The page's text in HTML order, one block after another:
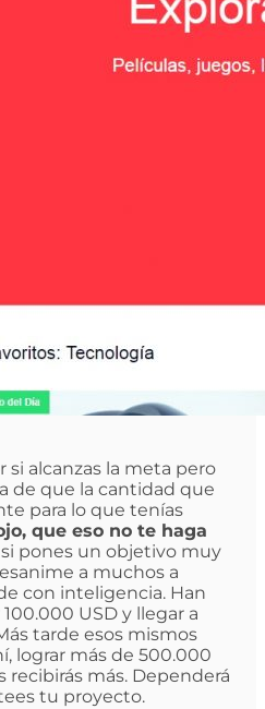
si alcanzas la meta pero
de que la cantidad que
para lo que tenías
que eso no te haga
si pones un objetivo muy
a muchos a
con inteligencia. Han
USD y llegar a
tarde esos mismos
lograr más de 500.000
recibirás más. Dependerá
tu proyecto.